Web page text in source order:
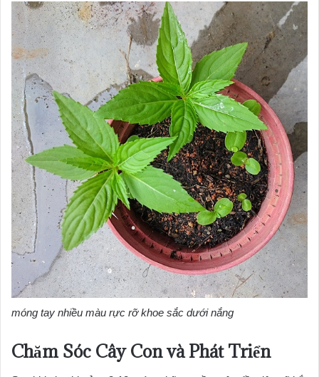
móng tay nhiều màu rực rỡ khoe sắc dưới nắng
Chăm Sóc Cây Con và Phát Triển